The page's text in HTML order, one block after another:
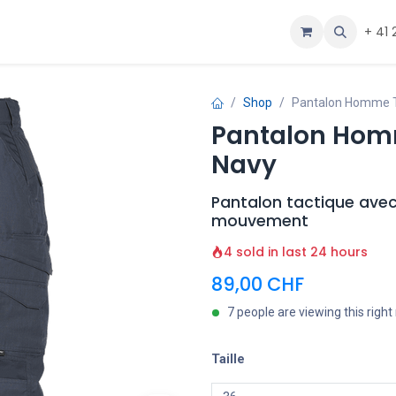
+ 41
Shop Pantalon Homme
Pantalon
Navy
Pantalon tactique
mouvement
4 sold in last 24 hours
89,00 CHF
7 people are viewing this right
Taille